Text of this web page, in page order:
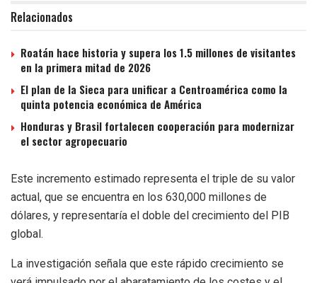
Relacionados
Roatán hace historia y supera los 1.5 millones de visitantes
en la primera mitad de 2026
El plan de la Sieca para unificar a Centroamérica como la
quinta potencia económica de América
Honduras y Brasil fortalecen cooperación para modernizar
el sector agropecuario
Este incremento estimado representa el triple de su valor
actual, que se encuentra en los 630,000 millones de
dólares, y representaría el doble del crecimiento del PIB
global.
La investigación señala que este rápido crecimiento se